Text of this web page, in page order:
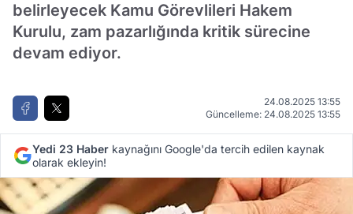
belirleyecek Kamu Görevlileri Hakem
Kurulu, zam pazarlığında kritik sürecine
devam ediyor.
24.08.2025 13:55
Güncelleme: 24.08.2025 13:55
Yedi 23 Haber kaynağını Google'da tercih edilen kaynak
olarak ekleyin!